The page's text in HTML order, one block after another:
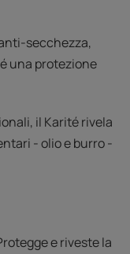
secchezza,
una protezione
il Karité rivela
- olio e burro -
e riveste la